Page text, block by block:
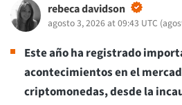
rebeca davidson
agosto 3, 2026 at 09:43 UTC (
Este año ha registrado
acontecimientos en el
criptomonedas, desde la